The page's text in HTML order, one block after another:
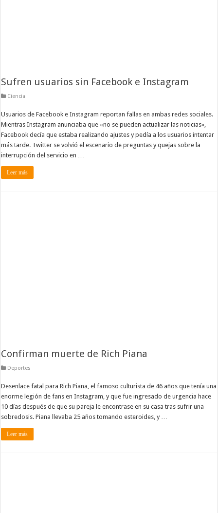
Sufren usuarios sin Facebook e Instagram
Ciencia
Usuarios de Facebook e Instagram reportan fallas en ambas redes sociales.
Mientras Instagram anunciaba que «no se pueden actualizar las noticias»,
Facebook decía que estaba realizando ajustes y pedía a los usuarios intentar
más tarde. Twitter se volvió el escenario de preguntas y quejas sobre la
interrupción del servicio en …
Leer más
Confirman muerte de Rich Piana
Deportes
Desenlace fatal para Rich Piana, el famoso culturista de 46 años que tenía una
enorme legión de fans en Instagram, y que fue ingresado de urgencia hace
10 días después de que su pareja le encontrase en su casa tras sufrir una
sobredosis. Piana llevaba 25 años tomando esteroides, y …
Leer más